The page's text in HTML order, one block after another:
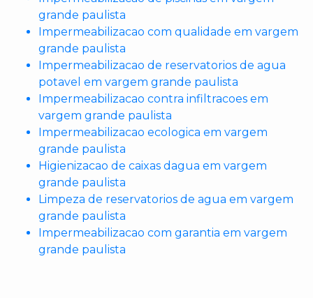
grande paulista
Impermeabilizacao com qualidade em vargem
grande paulista
Impermeabilizacao de reservatorios de agua
potavel em vargem grande paulista
Impermeabilizacao contra infiltracoes em
vargem grande paulista
Impermeabilizacao ecologica em vargem
grande paulista
Higienizacao de caixas dagua em vargem
grande paulista
Limpeza de reservatorios de agua em vargem
grande paulista
Impermeabilizacao com garantia em vargem
grande paulista